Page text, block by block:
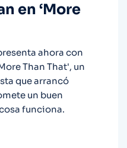
en ‘More
ahora con
Than That', un
que arrancó
un buen
funciona.